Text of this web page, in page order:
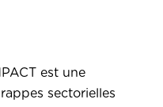
est une
sectorielles